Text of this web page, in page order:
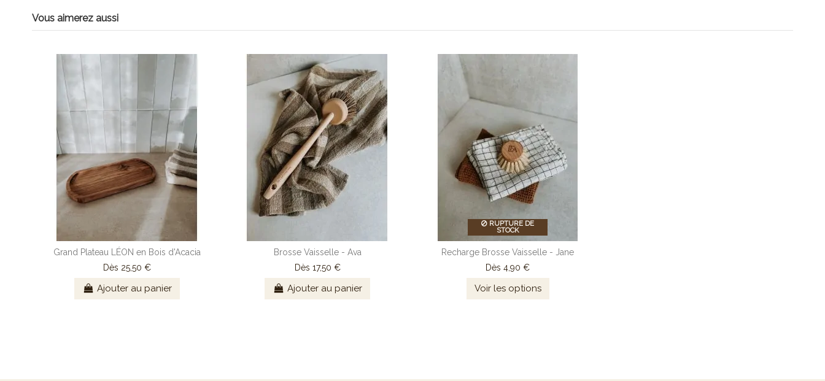
Vous aimerez aussi
Grand Plateau LÉON en Bois d'Acacia
Dès 25,50 €
Ajouter au panier
Brosse Vaisselle - Ava
Dès 17,50 €
Ajouter au panier
RUPTURE DE
STOCK
Recharge Brosse Vaisselle - Jane
Dès 4,90 €
Voir les options